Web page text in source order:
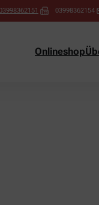
03998362154
Onlineshop